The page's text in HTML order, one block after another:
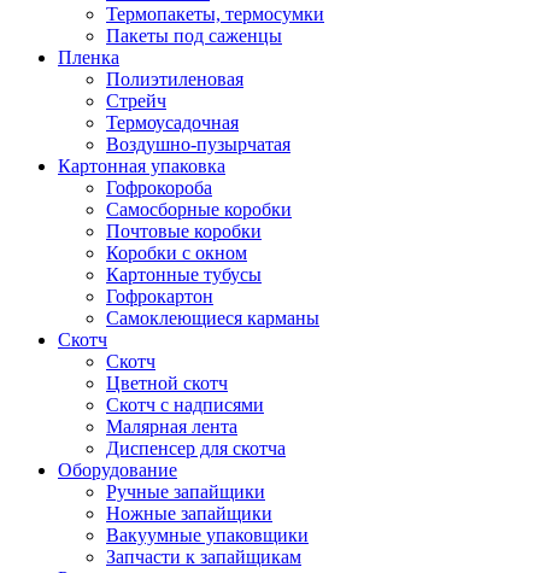
Термопакеты, термосумки
Пакеты под саженцы
Пленка
Полиэтиленовая
Стрейч
Термоусадочная
Воздушно-пузырчатая
Картонная упаковка
Гофрокороба
Самосборные коробки
Почтовые коробки
Коробки с окном
Картонные тубусы
Гофрокартон
Самоклеющиеся карманы
Скотч
Скотч
Цветной скотч
Скотч с надписями
Малярная лента
Диспенсер для скотча
Оборудование
Ручные запайщики
Ножные запайщики
Вакуумные упаковщики
Запчасти к запайщикам